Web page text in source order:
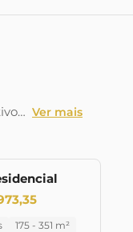
Ver mais
LANÇAMENTO
175 - 351 m²